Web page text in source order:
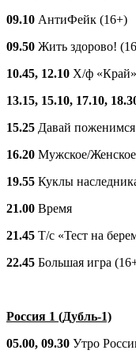
09.10 АнтиФейк (16+)
09.50 Жить здорово!
10.45, 12.10 Х/ф
13.15, 15.10, 17.10,
15.25 Давай
16.20 Мужское/
19.55 Куклы
21.00 Время
21.45 Т/с «Тест на
22.45 Большая игра
Россия 1 (Дубль-1)
05.00, 09.30 Утро